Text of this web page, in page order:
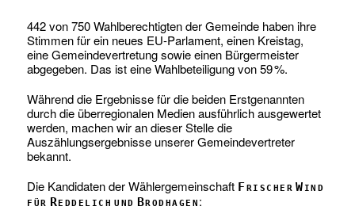
442 von 750 Wahlberechtigten der Gemeinde haben ihre
Stimmen für ein neues EU-Parlament, einen Kreistag,
eine Gemeindevertretung sowie einen Bürgermeister
abgegeben. Das ist eine Wahlbeteiligung von 59 %.
Während die Ergebnisse für die beiden Erstgenannten
durch die überregionalen Medien ausführlich ausgewertet
werden, machen wir an dieser Stelle die
Auszählungsergebnisse unserer Gemeindevertreter
bekannt.
Die Kandidaten der Wählergemeinschaft Frischer Wind
für Reddelich und Brodhagen: